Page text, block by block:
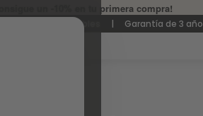
un -10% en tu primera compra!
en 24 - 72h laborables | Garantía de 3